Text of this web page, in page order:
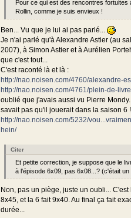
Pour ce qui est des rencontres fortuites
Rollin, comme je suis envieux !
Ben... Vu que je lui ai pas parlé...
Je n'ai parlé qu'à Alexandre Astier (au
2007), à Simon Astier et à Aurélien
que c'est tout...
C'est raconté là et là :
http://nao.noisen.com/4760/alexandre-
http://nao.noisen.com/4761/plein-de-
oublié que j'avais aussi vu Pierre
savait pas qu'il jouerait dans la saison 6
http://nao.noisen.com/5232/
hein/
Citer
Et petite correction, je suppose que le
à l'épisode 6x09, pas 6x08...? (c'était un
Non, pas un piège, juste un oubli...
8x45, et la 6 fait 9x40. Au final ça fait
durée...